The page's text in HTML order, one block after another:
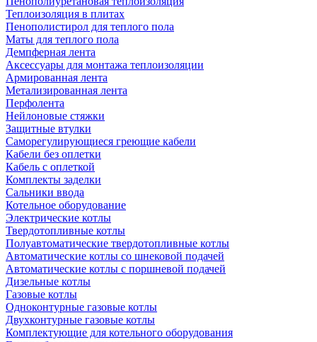
Теплоизоляция в плитах
Пенополистирол для теплого пола
Маты для теплого пола
Демпферная лента
Аксессуары для монтажа теплоизоляции
Армированная лента
Метализированная лента
Перфолента
Нейлоновые стяжки
Защитные втулки
Саморегулирующиеся греющие кабели
Кабели без оплетки
Кабель с оплеткой
Комплекты заделки
Сальники ввода
Котельное оборудование
Электрические котлы
Твердотопливные котлы
Полуавтоматические твердотопливные котлы
Автоматические котлы со шнековой подачей
Автоматические котлы с поршневой подачей
Дизельные котлы
Газовые котлы
Одноконтурные газовые котлы
Двухконтурные газовые котлы
Комплектующие для котельного оборудования